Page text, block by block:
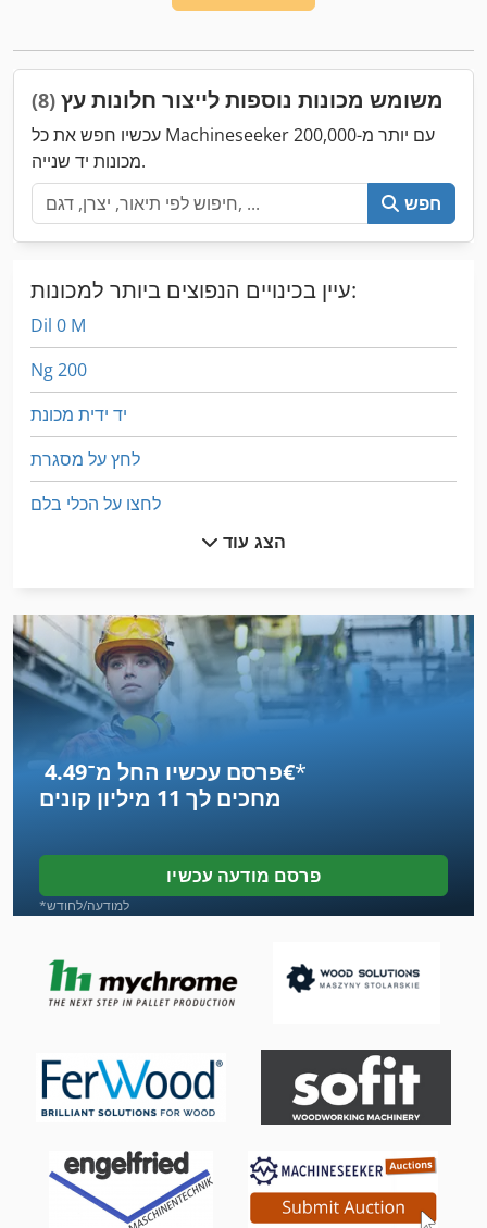
משומש מכונות נוספות לייצור חלונות עץ (8)
עכשיו חפש את כל Machineseeker עם יותר מ-200,000
מכונות יד שנייה.
חפש
עיין בכינויים הנפוצים ביותר למכונות:
Dil 0 M
Ng 200
יד ידית מכונת
לחץ על מסגרת
לחצו על הכלי בלם
מיץ נייד לעיתונות
מכונה זילוף
מכונה יד
מכונה לייצור בירה
מכונה משולבת
מכוניות
מכוניות מחוץ לכביש
מכונת כביסה ומכונת כביסה תעשיית תוכן 30 ק ג
מכונת סגן 200 מ מ
מכונת תפירה מחט 2
מכשור לייצור בירה מיני
הצג עוד
פרסם עכשיו החל מ־‏4.49 ‏€*
מחכים לך 11 מיליון קונים
פרסם מודעה עכשיו
*למודעה/לחודש